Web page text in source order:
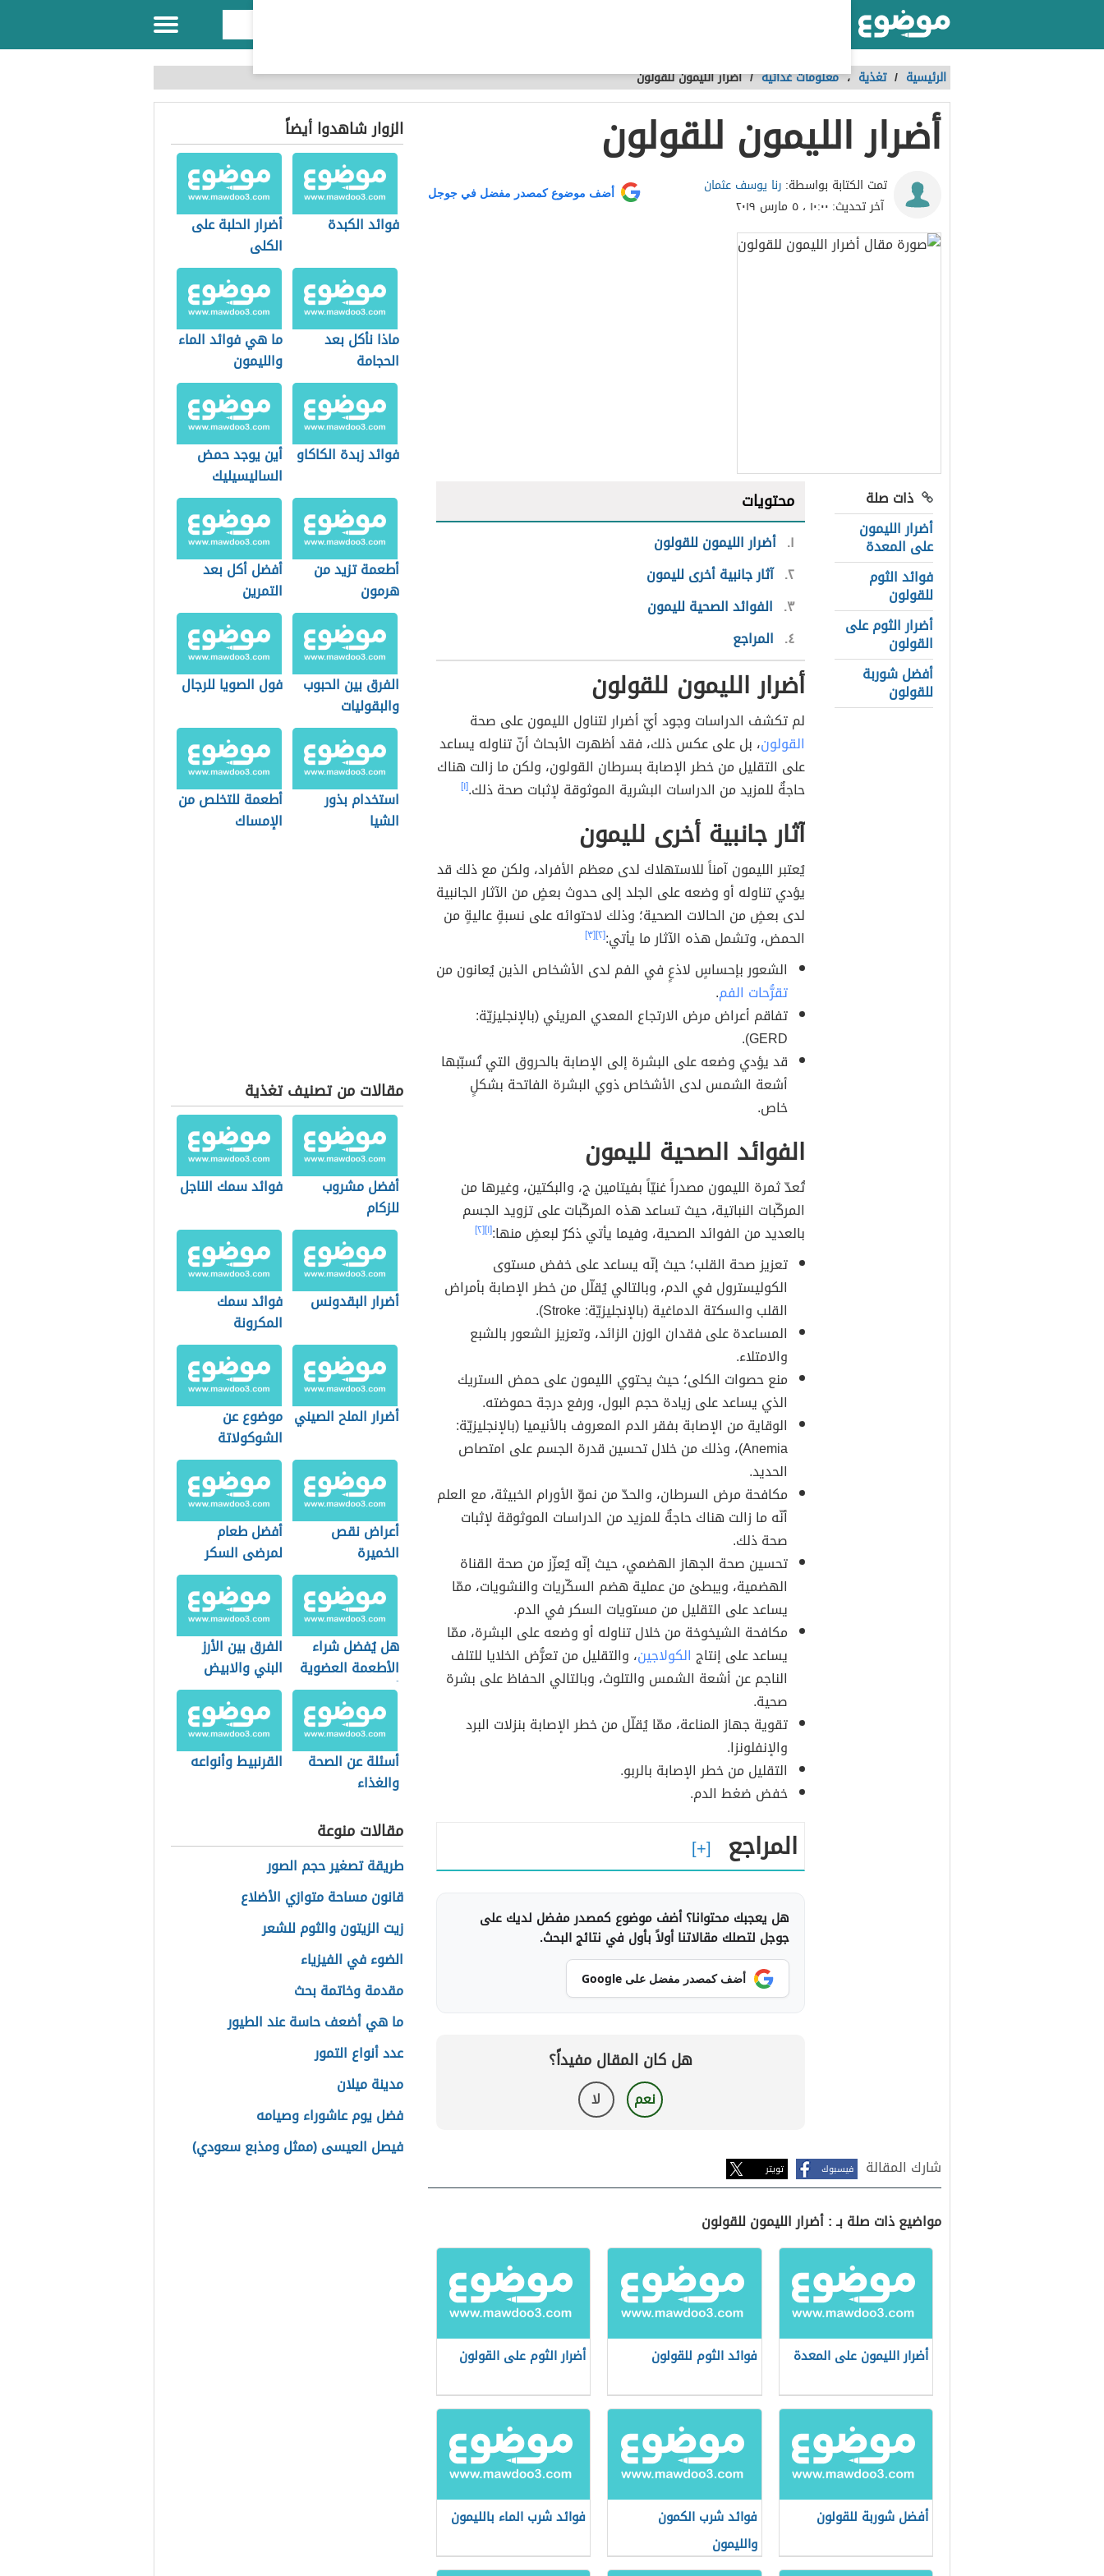
الرئيسية / تغذية ،معلومات غذائية /أضرار الليمون للقولون
أضرار الليمون للقولون
تمت الكتابة بواسطة: رنا يوسف عثمان
آخر تحديث: ١٠:٠٠ ، ٥ مارس ٢٠١٩
أضف موضوع كمصدر مفضل في جوجل
ذات صلة
أضرار الليمون
على المعدة
فوائد الثوم
للقولون
أضرار الثوم على
القولون
أفضل شوربة
للقولون
محتويات
١ أضرار الليمون للقولون
٢ آثار جانبية أخرى لليمون
٣ الفوائد الصحية لليمون
٤ المراجع
أضرار الليمون للقولون
لم تكشف الدراسات وجود أيّ أضرار لتناول الليمون على صحة
القولون، بل على عكس ذلك، فقد أظهرت الأبحاث أنّ تناوله يساعد
على التقليل من خطر الإصابة بسرطان القولون، ولكن ما زالت هناك
حاجةٌ للمزيد من الدراسات البشرية الموثوقة لإثبات صحة ذلك.[١]
آثار جانبية أخرى لليمون
يُعتبر الليمون آمناً للاستهلاك لدى معظم الأفراد، ولكن مع ذلك قد
يؤدي تناوله أو وضعه على الجلد إلى حدوث بعضٍ من الآثار الجانبية
لدى بعضٍ من الحالات الصحية؛ وذلك لاحتوائه على نسبةٍ عاليةٍ من
الحمض، وتشمل هذه الآثار ما يأتي:[٢] [٣]
الشعور بإحساسٍ لاذعٍ في الفم لدى الأشخاص الذين يُعانون من
تقرُّحات الفم.
تفاقم أعراض مرض الارتجاع المعدي المريئي (بالإنجليزيّة:
GERD).
قد يؤدي وضعه على البشرة إلى الإصابة بالحروق التي تُسبّبها
أشعة الشمس لدى الأشخاص ذوي البشرة الفاتحة بشكلٍ
خاص.
الفوائد الصحية لليمون
تُعدّ ثمرة الليمون مصدراً غنيّاً بفيتامين ج، والبكتين، وغيرها من
المركّبات النباتية، حيث تساعد هذه المركّبات على تزويد الجسم
بالعديد من الفوائد الصحية، وفيما يأتي ذكرٌ لبعضٍ منها:[١] [٢]
تعزيز صحة القلب؛ حيث إنّه يساعد على خفض مستوى
الكوليسترول في الدم، وبالتالي يُقلّل من خطر الإصابة بأمراض
القلب والسكتة الدماغية (بالإنجليزيّة: Stroke).
المساعدة على فقدان الوزن الزائد، وتعزيز الشعور بالشبع
والامتلاء.
منع حصوات الكلى؛ حيث يحتوي الليمون على حمض الستريك
الذي يساعد على زيادة حجم البول، ورفع درجة حموضته.
الوقاية من الإصابة بفقر الدم المعروف بالأنيميا (بالإنجليزيّة:
Anemia)، وذلك من خلال تحسين قدرة الجسم على امتصاص
الحديد.
مكافحة مرض السرطان، والحدّ من نموّ الأورام الخبيثة، مع العلم
أنّه ما زالت هناك حاجةٌ للمزيد من الدراسات الموثوقة لإثبات
صحة ذلك.
تحسين صحة الجهاز الهضمي، حيث إنّه يُعزّز من صحة القناة
الهضمية، ويبطئ من عملية هضم السكّريات والنشويات، ممّا
يساعد على التقليل من مستويات السكر في الدم.
مكافحة الشيخوخة من خلال تناوله أو وضعه على البشرة، ممّا
يساعد على إنتاج الكولاجين، والتقليل من تعرُّض الخلايا للتلف
الناجم عن أشعة الشمس والتلوث، وبالتالي الحفاظ على بشرة
صحية.
تقوية جهاز المناعة، ممّا يُقلّل من خطر الإصابة بنزلات البرد
والإنفلونزا.
التقليل من خطر الإصابة بالربو.
خفض ضغط الدم.
المراجع
هل يعجبك محتوانا؟ أضف موضوع كمصدر مفضل لديك على
جوجل لتصلك مقالاتنا أولاً بأول في نتائج البحث.
أضف كمصدر مفضل على Google
هل كان المقال مفيداً؟
نعم لا
شارك المقالة فيسبوك تويتر
مواضيع ذات صلة بـ : أضرار الليمون للقولون
أضرار الليمون على المعدة فوائد الثوم للقولون أضرار الثوم على القولون
أفضل شوربة للقولون
فوائد شرب الكمون
والليمون
فوائد شرب الماء بالليمون
الزوار شاهدوا أيضاً
فوائد الكبدة
أضرار الحلبة على
الكلى
ماذا نأكل بعد
الحجامة
ما هي فوائد الماء
والليمون
فوائد زبدة الكاكاو أين يوجد حمض
الساليسيليك
أطعمة تزيد من
هرمون
التستوستيرون
أفضل أكل بعد
التمرين
الفرق بين الحبوب
والبقوليات
فول الصويا للرجال
استخدام بذور
الشيا
أطعمة للتخلص من
الإمساك
مقالات من تصنيف تغذية
أفضل مشروب
للزكام
فوائد سمك الناجل
أضرار البقدونس
فوائد سمك
المكرونة
أضرار الملح الصيني موضوع عن
الشوكولاتة
أعراض نقص
الخميرة
أفضل طعام
لمرضى السكر
هل يُفضل شراء
الأطعمة العضوية
أثناء التسوق؟
الفرق بين الأرز
البني والابيض
أسئلة عن الصحة
والغذاء
القرنبيط وأنواعه
مقالات منوعة
طريقة تصغير حجم الصور
قانون مساحة متوازي الأضلاع
زيت الزيتون والثوم للشعر
الضوء في الفيزياء
مقدمة وخاتمة بحث
ما هي أضعف حاسة عند الطيور
عدد أنواع التمور
مدينة ميلان
فضل يوم عاشوراء وصيامه
فيصل العيسى (ممثل ومذبع سعودي)